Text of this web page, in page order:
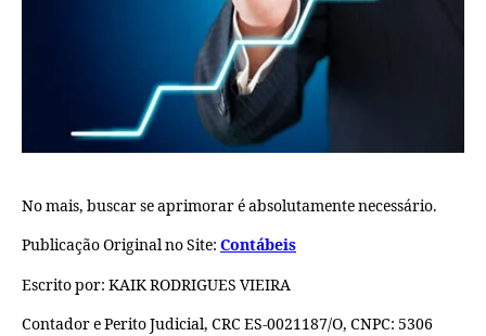
No mais, buscar se aprimorar é absolutamente necessário.
Publicação Original no Site: Contábeis
Escrito por: KAIK RODRIGUES VIEIRA
Contador e Perito Judicial, CRC ES-0021187/O, CNPC: 5306